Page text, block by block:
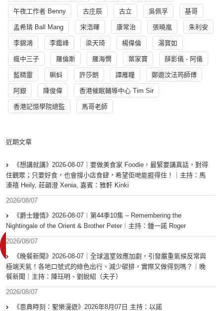
午夜工作者 Benny 古庄辰 古立 吳佩孚 基哥
孟希璘 Ball Mang 宋浩暉 康常治 張曉嵐 朱利安
李錦鴻 李鑑峰 梁天琦 楊偉倫 湯寳如
瘋中三子 羅倫斯 羅海憫 葉家寶 薛影儀 - 阿儀
藍精靈 蝌蚪 許莎朗 譚雁瞳 鄭遨汶法筠師傅
阿銀 陳俊偉 香港催眠輔導中心 Tim Sir
香港記憶學院總監 馬哥老師
近期文章
《想講就講》2026-08-07｜要做美食家 Foodie，最緊要講真話，對得
住觀眾；只要好食，也會撐小店食肆，希望佢哋能捱得住！｜主持：馬
溱禧 Heily, 莊韻澄 Xenia, 嘉賓：雅軒 Kinki
2026/08/07
《爵士鍾情》2026-08-07︱第44季10集 – Remembering the
Nightingale of the Orient & Brother Peter︱主持：鍾一諾 Roger
2026/08/07
《晚餐新聞》2026-08-07｜全球溫室效應加劇，引發嚴重氣候反常與
極端天氣！各地口號式的綠色出行、減少碳排，實際又做得到嗎？｜晚
餐新聞｜主持：陳珏明、劉銳紹（夫子）
2026/08/07
《恩典時刻：聖樂漫遊》2026年8月07日 主持：以諾